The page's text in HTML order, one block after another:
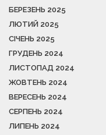
БЕРЕЗЕНЬ 2025
ЛЮТИЙ 2025
СІЧЕНЬ 2025
ГРУДЕНЬ 2024
ЛИСТОПАД 2024
ЖОВТЕНЬ 2024
ВЕРЕСЕНЬ 2024
СЕРПЕНЬ 2024
ЛИПЕНЬ 2024